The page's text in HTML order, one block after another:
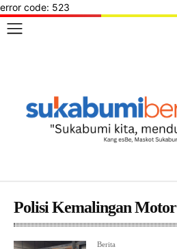
error code: 523
Polisi Kemalingan Motor
Berita